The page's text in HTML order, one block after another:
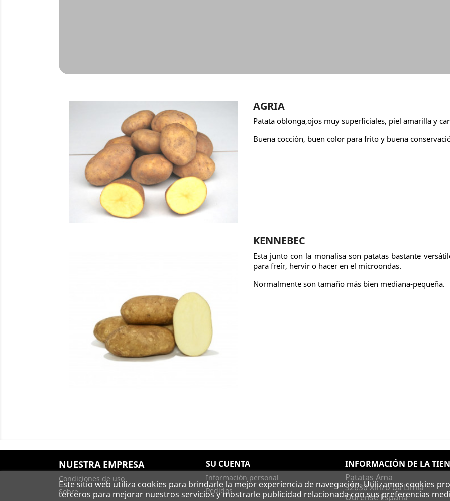
Este sitio web utiliza cookies para brindarle la mejor experiencia de navegación. Utilizamos cookies
terceros para mejorar nuestros servicios y mostrarle publicidad relacionada con sus preferencias
AGRIA
Patata oblonga,ojos muy superficiales, piel amarilla y
Buena cocción, buen color para frito y buena
KENNEBEC
Esta junto con la monalisa son patatas bastante
para freír, hervir o hacer en el microondas.
Normalmente son tamaño más bien mediana-pequeña.
NUESTRA EMPRESA
Condiciones de uso
Sobre
SU CUENTA
Información personal
Pedidos
INFORMACIÓN DE LA
Patatas Ama
32630 Xinzo da Limia
Ourense España